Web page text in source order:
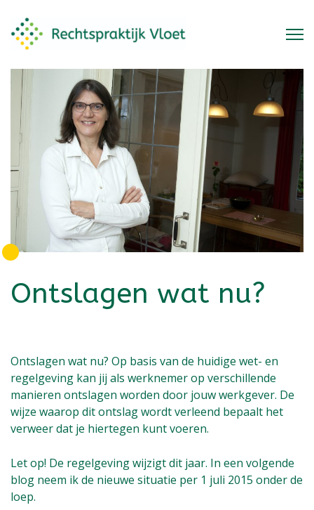
Ontslagen wat nu?
Ontslagen wat nu? Op basis van de huidige wet- en
regelgeving kan jij als werknemer op verschillende
manieren ontslagen worden door jouw werkgever. De
wijze waarop dit ontslag wordt verleend bepaalt het
verweer dat je hiertegen kunt voeren.
Let op! De regelgeving wijzigt dit jaar. In een volgende
blog neem ik de nieuwe situatie per 1 juli 2015 onder de
loep.